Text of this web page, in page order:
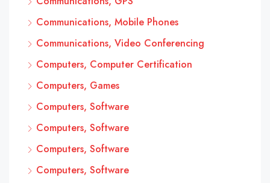
Communications, Mobile Phones
Communications, Video Conferencing
Computers, Computer Certification
Computers, Games
Computers, Software
Computers, Software
Computers, Software
Computers, Software